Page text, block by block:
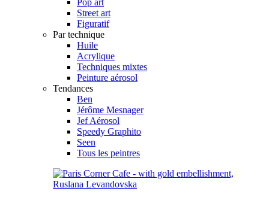
Street art
Figuratif
Par technique
Huile
Acrylique
Techniques mixtes
Peinture aérosol
Tendances
Ben
Jérôme Mesnager
Jef Aérosol
Speedy Graphito
Seen
Tous les peintres